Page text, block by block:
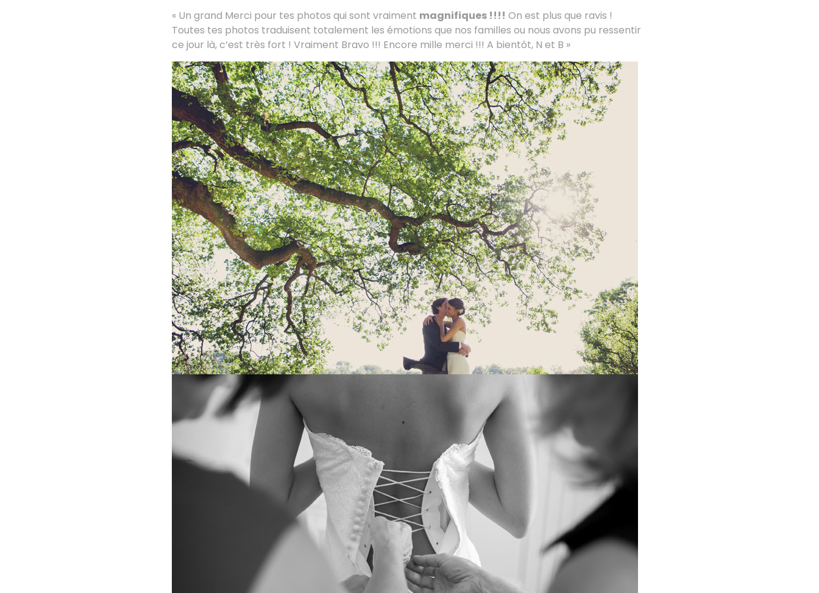
« Un grand Merci pour tes photos qui sont vraiment magnifiques !!!! On est plus que ravis !
Toutes tes photos traduisent totalement les émotions que nos familles ou nous avons pu ressentir
ce jour là, c’est très fort ! Vraiment Bravo !!! Encore mille merci !!! A bientôt, N et B »